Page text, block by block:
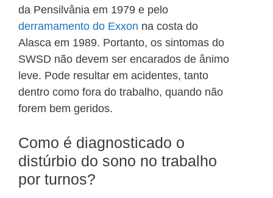
da Pensilvânia em 1979 e pelo
derramamento do Exxon na costa do
Alasca em 1989. Portanto, os sintomas do
SWSD não devem ser encarados de ânimo
leve. Pode resultar em acidentes, tanto
dentro como fora do trabalho, quando não
forem bem geridos.
Como é diagnosticado o
distúrbio do sono no trabalho
por turnos?